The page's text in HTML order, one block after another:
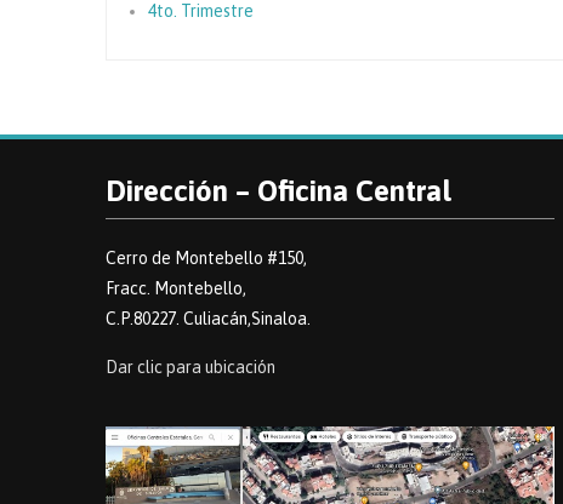
4to. Trimestre
Dirección – Oficina Central
Cerro de Montebello #150,
Fracc. Montebello,
C.P.80227. Culiacán,Sinaloa.
Dar clic para ubicación